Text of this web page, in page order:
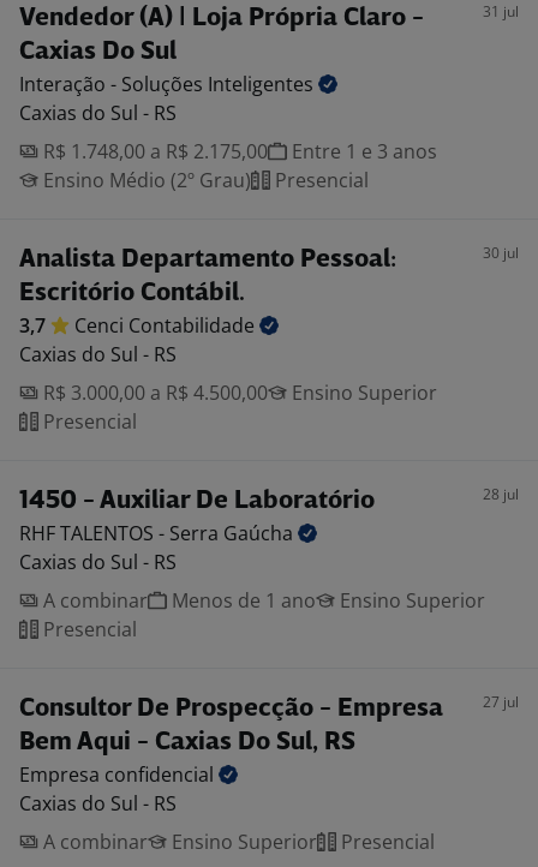
Vendedor (A) | Loja Própria Claro -
Caxias Do Sul
31 jul
Interação - Soluções Inteligentes
Caxias do Sul - RS
R$ 1.748,00 a R$ 2.175,00
Entre 1 e 3 anos
Ensino Médio (2º Grau)
Presencial
Analista Departamento Pessoal:
Escritório Contábil.
30 jul
3,7 Cenci Contabilidade
Caxias do Sul - RS
R$ 3.000,00 a R$ 4.500,00
Ensino Superior
Presencial
1450 - Auxiliar De Laboratório 28 jul
RHF TALENTOS - Serra Gaúcha
Caxias do Sul - RS
A combinar
Menos de 1 ano
Ensino Superior
Presencial
Consultor De Prospecção - Empresa
Bem Aqui - Caxias Do Sul, RS
27 jul
Empresa confidencial
Caxias do Sul - RS
A combinar
Ensino Superior Presencial